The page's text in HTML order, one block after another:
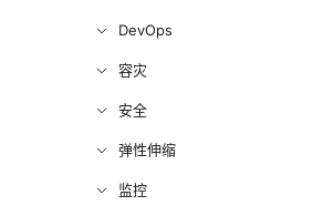
DevOps
容灾
安全
弹性伸缩
监控